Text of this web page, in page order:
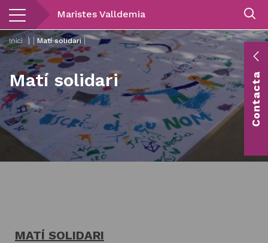
Vés
contingut
Maristes Valldemia
Inici | Matí solidari
Matí solidari
MATÍ SOLIDARI
Contacta